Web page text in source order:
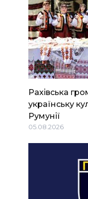
Рахівська
українську
Румунії
05.08.2026